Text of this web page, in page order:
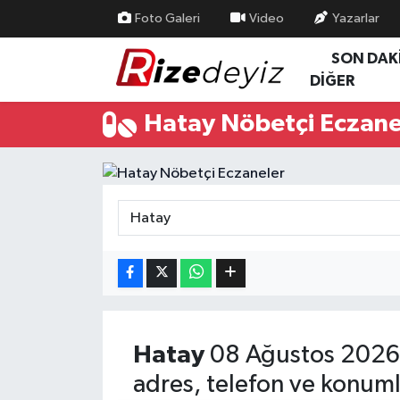
Foto Galeri Video Yazarlar
SON
DİĞER
Hatay Nöbetçi
Hatay08 Ağustos
adres, telefon ve
Gündem
Rize Nöbetçi Eczaneler
Rize Hava Durumu
Süper Lig Puan Durumu ve Fikstür